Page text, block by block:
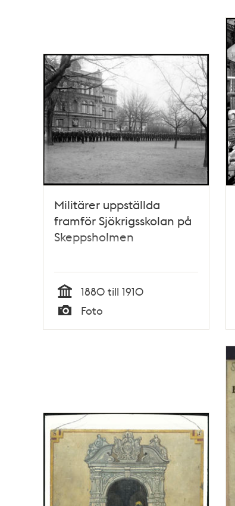
Militärer uppställda
framför Sjökrigsskolan på
Skeppsholmen
Tid
1880 till 1910
Typ
Foto